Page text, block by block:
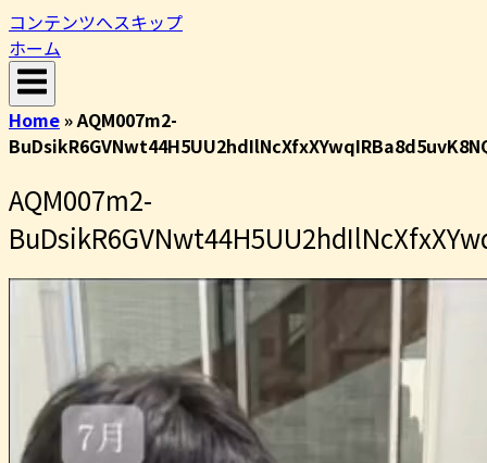
コンテンツへスキップ
ホーム
Home»AQM007m2-
AQM007m2-